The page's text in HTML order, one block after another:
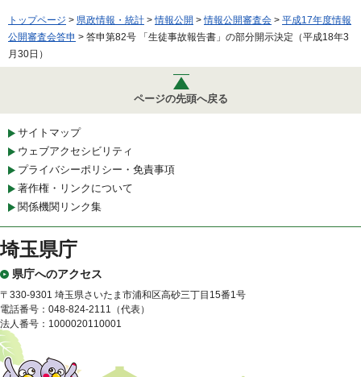
トップページ > 県政情報・統計 >情報公開 >情報公開審査会 > 平成17年度情報
公開審査会答申 > 答申第82号 「生徒事故報告書」の部分開示決定（平成18年3
月30日）
ページの先頭へ戻る
サイトマップ
ウェブアクセシビリティ
プライバシーポリシー・免責事項
著作権・リンクについて
関係機関リンク集
埼玉県庁
県庁へのアクセス
〒330-9301 埼玉県さいたま市浦和区高砂三丁目15番1号
電話番号：048-824-2111（代表）
法人番号：1000020110001